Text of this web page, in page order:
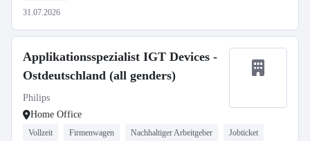
31.07.2026
Applikationsspezialist IGT Devices -
Ostdeutschland (all genders)
Philips
Home Office
Vollzeit Firmenwagen Nachhaltiger Arbeitgeber Jobticket